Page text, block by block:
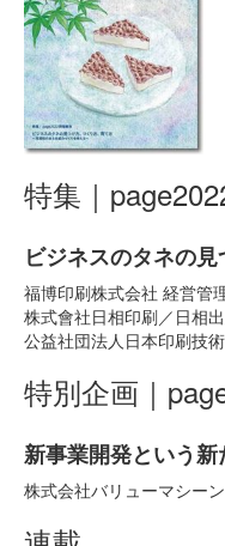
特集｜
ビジネスのタネの
福博印刷株式会社 経営
株式會社日相印刷／日相
公益社団法人日本印刷技
特別企画｜
新事業開発という
株式会社バリューマシー